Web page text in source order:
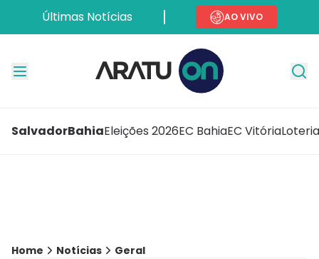
Últimas Notícias AO VIVO
SalvadorBahiaEleições 2026EC BahiaEC Vitória
Home Notícias Geral